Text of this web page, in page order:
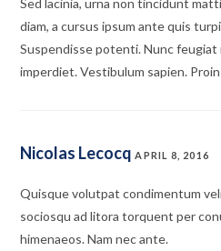
Sed lacinia, urna non tincidunt
diam, a cursus ipsum ante quis
Suspendisse potenti. Nunc feugiat
imperdiet. Vestibulum sapien.
Nicolas Lecocq APRIL 8, 2016
Quisque volutpat condimentum
sociosqu ad litora torquent per
himenaeos. Nam nec ante.